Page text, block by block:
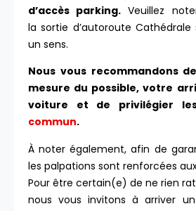
d’accès parking. Veuillez
la sortie d’autoroute
un sens.
Nous vous recommandons
mesure du possible, votre
voiture et de privilégier
commun.
À noter également, afin de
les palpations sont renforcées
Pour être certain(e) de ne rien
nous vous invitons à arriver